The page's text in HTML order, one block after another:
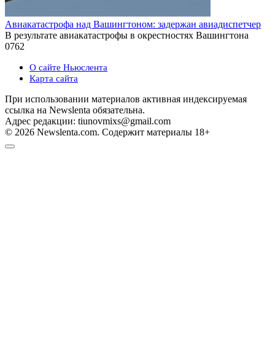
Авиакатастрофа над Вашингтоном: задержан авиадиспетчер
В результате авиакатастрофы в окрестностях Вашингтона
0762
О сайте Ньюслента
Карта сайта
При использовании материалов активная индексируемая
ссылка на Newslenta обязательна.
Адрес редакции: tiunovmixs@gmail.com
© 2026 Newslenta.com. Содержит материалы 18+